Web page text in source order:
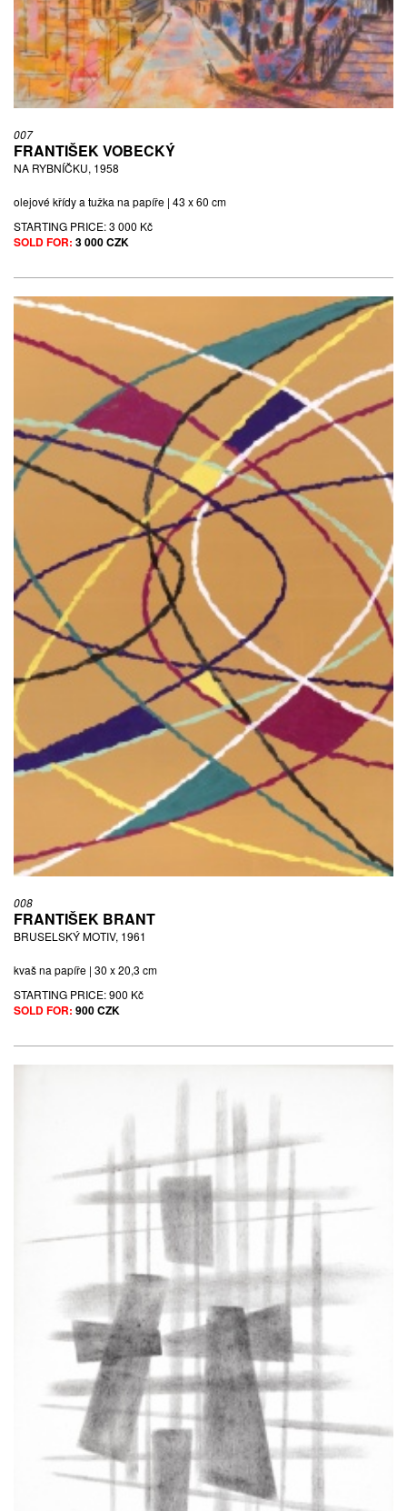
007
FRANTIŠEK VOBECKÝ
NA RYBNÍČKU, 1958
olejové křídy a tužka na papíře | 43 x 60 cm
STARTING PRICE:3 000 Kč
SOLD FOR: 3 000 CZK
008
FRANTIŠEK BRANT
BRUSELSKÝ MOTIV, 1961
kvaš na papíře | 30 x 20,3 cm
STARTING PRICE:900 Kč
SOLD FOR: 900 CZK